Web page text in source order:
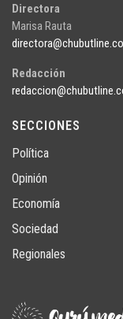
Directora
Marisa Rauta
Redacción
SECCIONES
Política
Opinión
Economía
Sociedad
Regionales